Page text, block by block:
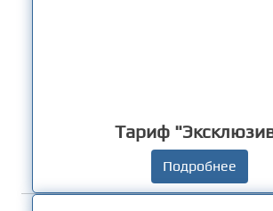
Тариф
Подробнее